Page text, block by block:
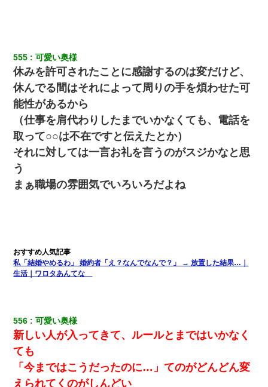
555 可愛い奥様
休みを許可されたことに感謝するのは変だけど、
休んでる間はそれによって周りの手を煩わせた可
能性があるから
（仕事を肩代わりしたまでいかなくても、電話を
取って○○は不在ですと伝えたとか）
それに対しては一言お礼を言うのがスジかなと思
う
まぁ職場の雰囲気でいろいろだよね
私「結婚やめるわ」 婚約者「え？なんでなんで？」 → 放置した結果…｜
生活｜ワロタあんてな
556 可愛い奥様
新しい人が入ってきて、ルールとまではいかなく
ても
「今まではこうだったのに…」てのがどんどん変
えられてくのがしんどい